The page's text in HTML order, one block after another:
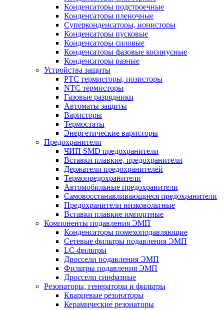
Конденсаторы подстроечные
Конденсаторы пленочные
Суперконденсаторы, ионисторы
Конденсаторы пусковые
Конденсаторы силовые
Конденсаторы фазовые косинусные
Конденсаторы разные
Устройства защиты
PTC термисторы, позисторы
NTC термисторы
Газовые разрядники
Автоматы защиты
Варисторы
Термостаты
Энергетические варисторы
Предохранители
ЧИП SMD предохранители
Вставки плавкие, предохранители
Держатели предохранителей
Термопредохранители
Автомобильные предохранители
Самовосстанавливающиеся предохранители
Предохранители низковольтные
Вставки плавкие импортные
Компоненты подавления ЭМП
Конденсаторы помехоподавляющие
Сетевые фильтры подавления ЭМП
LC-фильтры
Дроссели подавления ЭМП
Фильтры подавления ЭМП
Дроссели синфазные
Резонаторы, генераторы и фильтры
Кварцевые резонаторы
Керамические резонаторы